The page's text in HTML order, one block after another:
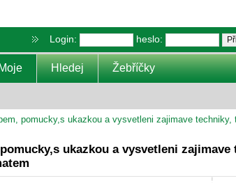
Login: heslo:
Moje Hledej Žebříčky
pomucky,s ukazkou a vysvetleni zajimave
ukazkou a vysvetleni zajimave